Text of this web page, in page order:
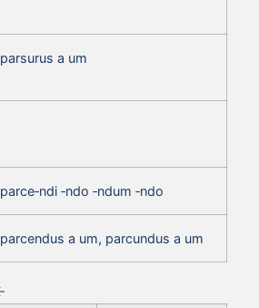
parsurus a um
parce‑ndi ‑ndo ‑ndum ‑ndo
parcendus a um, parcundus a um